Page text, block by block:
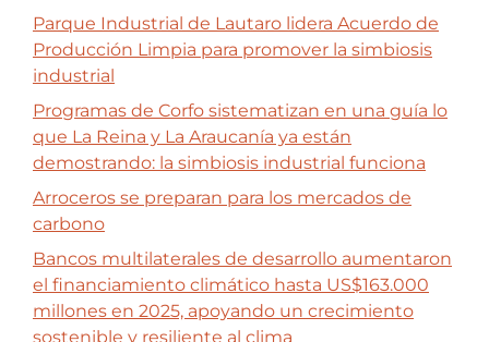
Parque Industrial de Lautaro lidera Acuerdo de
Producción Limpia para promover la simbiosis
industrial
Programas de Corfo sistematizan en una guía lo
que La Reina y La Araucanía ya están
demostrando: la simbiosis industrial funciona
Arroceros se preparan para los mercados de
carbono
Bancos multilaterales de desarrollo aumentaron
el financiamiento climático hasta US$163.000
millones en 2025, apoyando un crecimiento
sostenible y resiliente al clima